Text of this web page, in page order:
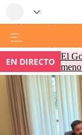
EN DIRECTO El